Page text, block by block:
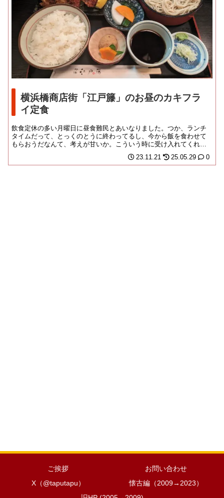
横浜橋商店街「江戸籐」のお昼のカキフラ
イ定食
飲食定休の多い月曜日に昼食難民とあいなりました。つか、ランチ
タイムだって、とっくのとうに終わってるし、今から飯を食わせて
もらおうだなんて、考えが甘いか。こういう時に受け入れてくれた
23.11.21 25.05.29 0
ご挨拶
お問い合わせ
X（@taputapu）
懐古編（2009→2023）